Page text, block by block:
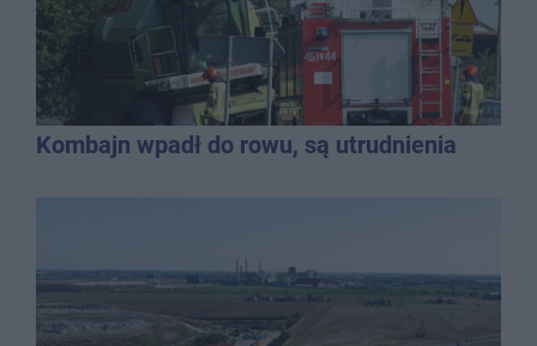
Kombajn wpadł do rowu, są utrudnienia